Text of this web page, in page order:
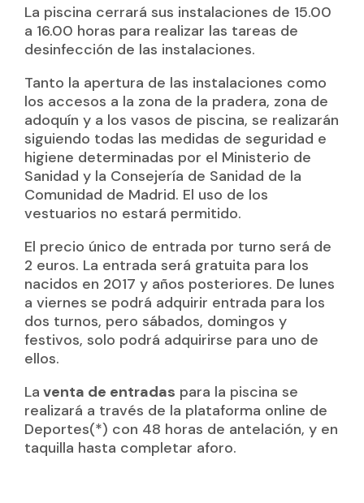
La piscina cerrará sus instalaciones de 15.00
a 16.00 horas para realizar las tareas de
desinfección de las instalaciones.
Tanto la apertura de las instalaciones como
los accesos a la zona de la pradera, zona de
adoquín y a los vasos de piscina, se realizarán
siguiendo todas las medidas de seguridad e
higiene determinadas por el Ministerio de
Sanidad y la Consejería de Sanidad de la
Comunidad de Madrid. El uso de los
vestuarios no estará permitido.
El precio único de entrada por turno será de
2 euros. La entrada será gratuita para los
nacidos en 2017 y años posteriores. De lunes
a viernes se podrá adquirir entrada para los
dos turnos, pero sábados, domingos y
festivos, solo podrá adquirirse para uno de
ellos.
La venta de entradas para la piscina se
realizará a través de la plataforma online de
Deportes(*) con 48 horas de antelación, y en
taquilla hasta completar aforo.